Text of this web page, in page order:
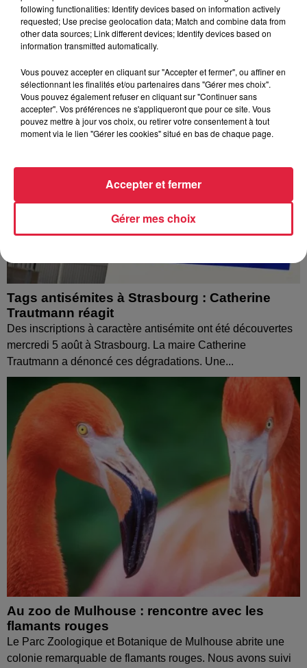
Depuis plusieurs jours, des habitants de Hoerdt ont vu de
l’eau brune s’écouler de leurs robinets. Face aux
nombreuses interrogations, la municipalité a pris...
Tags antisémites à Strasbourg : Catherine
Trautmann réagit
Des inscriptions à caractère antisémite ont été découvertes
mercredi 5 août à Strasbourg. La maire Catherine
Trautmann a dénoncé ces dégradations. Une...
Au zoo de Mulhouse : rencontre avec les
flamants rouges
Le Parc Zoologique et Botanique de Mulhouse abrite une
colonie remarquable de flamants rouges. Nous avons suivi
following functionalities: Identify devices based on information actively
requested; Use precise geolocation data; Match and combine data from
other data sources; Link different devices; Identify devices based on
information transmitted automatically.
Vous pouvez accepter en cliquant sur "Accepter et fermer", ou affiner en
sélectionnant les finalités et/ou partenaires dans "Gérer mes choix".
Vous pouvez également refuser en cliquant sur "Continuer sans
accepter". Vos préférences ne s'appliqueront que pour ce site. Vous
pouvez mettre à jour vos choix, ou retirer votre consentement à tout
moment via le lien "Gérer les cookies" situé en bas de chaque page.
Gérer mes choix
Accepter et fermer